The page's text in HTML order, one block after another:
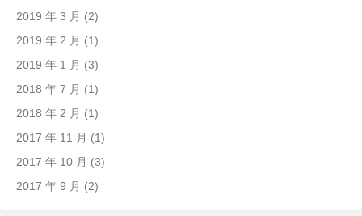
2019 年 3 月 (2)
2019 年 2 月 (1)
2019 年 1 月 (3)
2018 年 7 月 (1)
2018 年 2 月 (1)
2017 年 11 月 (1)
2017 年 10 月 (3)
2017 年 9 月 (2)